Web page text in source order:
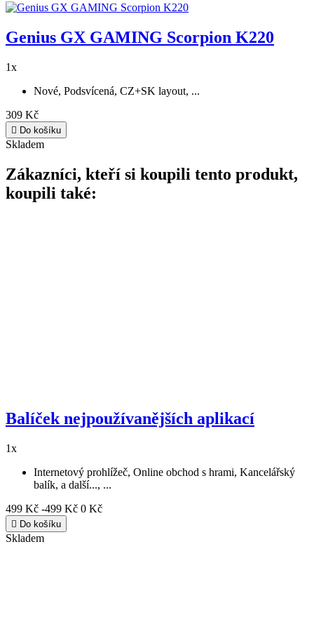
Genius GX GAMING Scorpion K220
1x
Nové, Podsvícená, CZ+SK layout, ...
309 Kč
 Do košíku
Skladem
Zákazníci, kteří si koupili tento produkt,
koupili také:
Balíček nejpoužívanějších aplikací
1x
Internetový prohlížeč, Online obchod s hrami, Kancelářský
balík, a další..., ...
499 Kč -499 Kč 0 Kč
 Do košíku
Skladem